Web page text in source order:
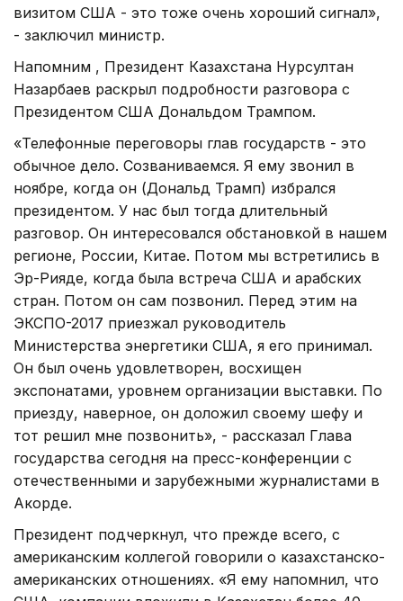
визитом США - это тоже очень хороший сигнал»,
- заключил министр.
Напомним , Президент Казахстана Нурсултан
Назарбаев раскрыл подробности разговора с
Президентом США Дональдом Трампом.
«Телефонные переговоры глав государств - это
обычное дело. Созваниваемся. Я ему звонил в
ноябре, когда он (Дональд Трамп) избрался
президентом. У нас был тогда длительный
разговор. Он интересовался обстановкой в нашем
регионе, России, Китае. Потом мы встретились в
Эр-Рияде, когда была встреча США и арабских
стран. Потом он сам позвонил. Перед этим на
ЭКСПО-2017 приезжал руководитель
Министерства энергетики США, я его принимал.
Он был очень удовлетворен, восхищен
экспонатами, уровнем организации выставки. По
приезду, наверное, он доложил своему шефу и
тот решил мне позвонить», - рассказал Глава
государства сегодня на пресс-конференции с
отечественными и зарубежными журналистами в
Акорде.
Президент подчеркнул, что прежде всего, с
американским коллегой говорили о казахстанско-
американских отношениях. «Я ему напомнил, что